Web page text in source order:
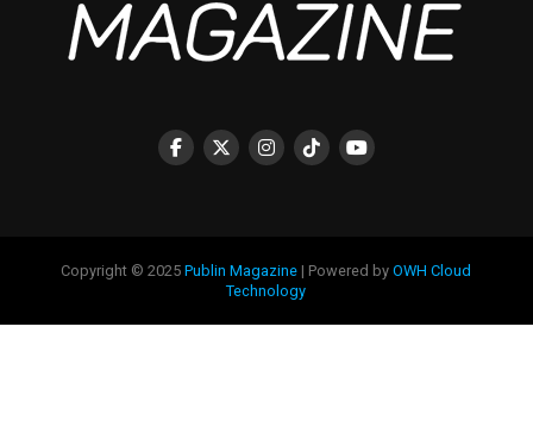
Copyright © 2025Publin Magazine | Powered byOWH Cloud
Technology